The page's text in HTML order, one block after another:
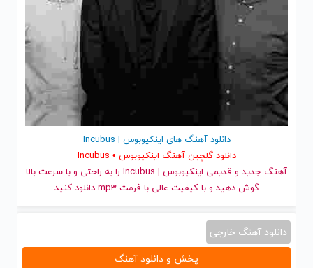
دانلود آهنگ های اینکیوبوس | Incubus
دانلود گلچین آهنگ اینکیوبوس • Incubus
آهنگ جدید
و قدیمی اینکیوبوس | Incubus را به راحتی و با سرعت بالا
گوش دهید و با کیفیت عالی با فرمت mp3 دانلود کنید
دانلود آهنگ خارجی
پخش و دانلود آهنگ